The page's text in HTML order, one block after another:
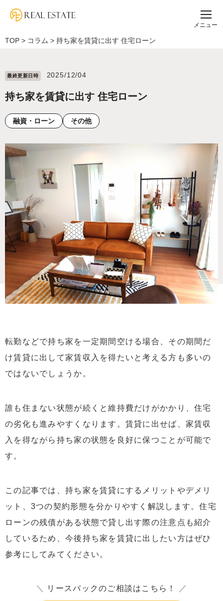
メニュー
TOP > コラム > 持ち家を賃貸に出す 住宅ローン
最終更新⽇時 2025/12/04
持ち家を賃貸に出す 住宅ローン
融資・ローン その他
転勤などで持ち家を一定期間空ける場合、その期間だ
け賃貸に出して家賃収入を得たいと考える方も多いの
ではないでしょうか。
誰も住まない状態が続くと維持費だけがかかり、住宅
の劣化も進みやすくなります。賃貸に出せば、家賃収
入を得ながら持ち家の状態を良好に保つことが可能で
す。
この記事では、持ち家を賃貸にするメリットやデメリ
ット、3つの契約形態を分かりやすく解説します。住宅
ローンの残債がある状態で貸し出す際の注意点も紹介
しているため、今後持ち家を賃貸に出したい方はぜひ
参考にしてみてください。
＼ リースバックのご相談はこちら！ ／